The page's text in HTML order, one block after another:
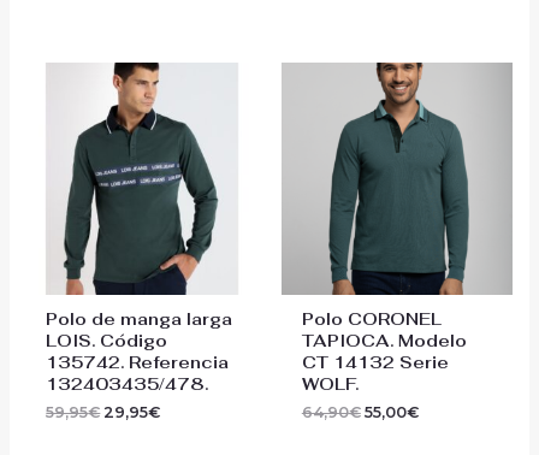
Polo de manga larga
LOIS. Código
135742. Referencia
132403435/478.
59,95€
El
precio
original
era:
59,95€.
29,95€
El
actual
es:
29,95€.
Polo CORONEL
TAPIOCA. Modelo
CT 14132 Serie
WOLF.
64,90€
El
precio
original
era:
64,90€.
55,00€
El
precio
actual
es:
55,00€.